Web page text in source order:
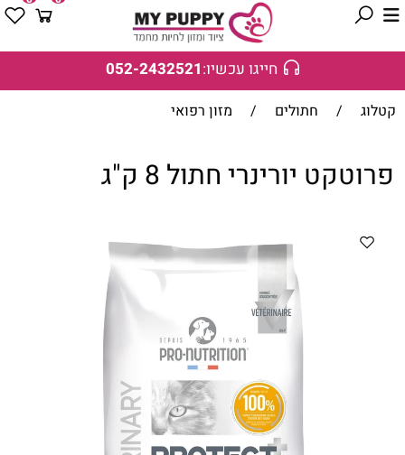
חייגו עכשיו:052-2432521
קטלוג / חתולים / מזון רפואי
פרוטקט יורינרי חתול 8 ק"ג